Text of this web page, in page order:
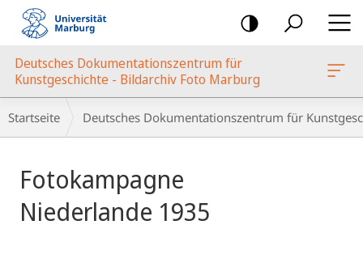
Mobile-
Navigation
Marburg
Deutsches Dokumentationszentrum für
Kunstgeschichte - Bildarchiv Foto Marburg
Hauptinhalt
Breadcrumb-
Navigation
Startseite Deutsches Dokumentationszentrum für
Fotokampagne
Niederlande 1935